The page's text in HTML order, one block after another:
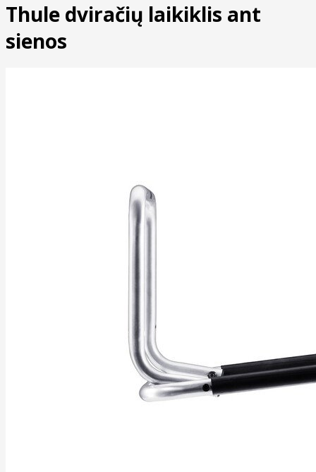
Thule dviračių laikiklis ant
sienos